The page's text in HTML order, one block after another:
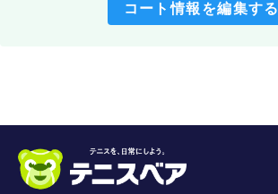
コート情報を編集する